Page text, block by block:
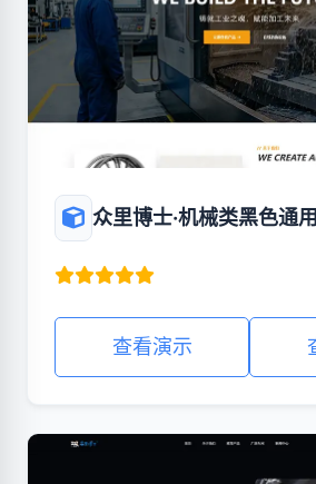
众里博士·机械类黑色通
查看演示